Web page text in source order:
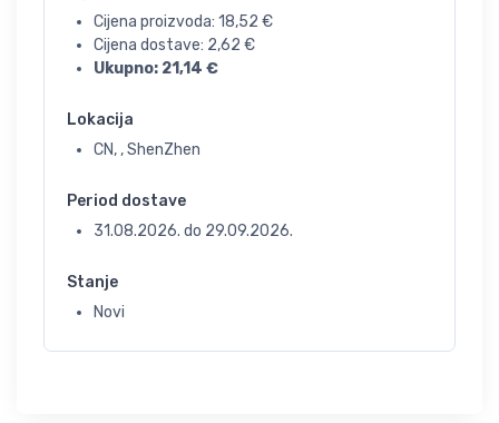
Cijena proizvoda: 18,52 €
Cijena dostave: 2,62 €
Ukupno: 21,14 €
Lokacija
CN, , ShenZhen
Period dostave
31.08.2026. do 29.09.2026.
Stanje
Novi